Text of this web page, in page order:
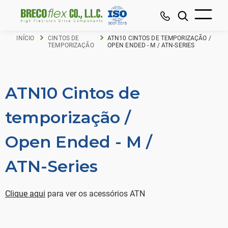
INÍCIO
CINTOS DE
TEMPORIZAÇÃO
ATN10 CINTOS DE TEMPORIZAÇÃO /
OPEN ENDED - M / ATN-SERIES
ATN10 Cintos de
temporização /
Open Ended - M /
ATN-Series
Clique aqui para ver os acessórios ATN